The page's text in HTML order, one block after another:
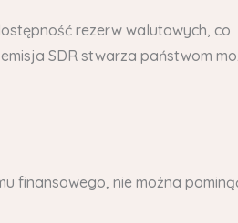
rezerw walutowych, co
SDR stwarza państwom
finansowego, nie można